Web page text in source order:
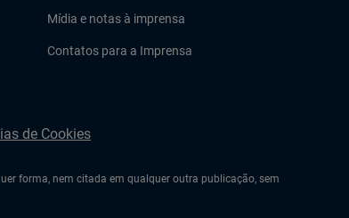
Mídia e notas à imprensa
Contatos para a Imprensa
de Cookies
forma, nem citada em qualquer outra publicação, sem